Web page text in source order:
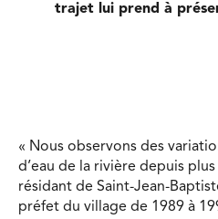
trajet lui prend à
« Nous observons des
d’eau de la rivière depuis
résidant de Saint-Jean-
préfet du village de 1989 à